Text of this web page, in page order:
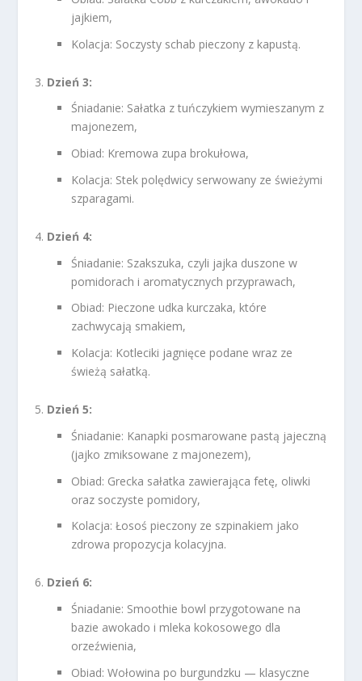
jajkiem,
Kolacja: Soczysty schab pieczony z kapustą.
Dzień 3:
Śniadanie: Sałatka z tuńczykiem wymieszanym z
majonezem,
Obiad: Kremowa zupa brokułowa,
Kolacja: Stek polędwicy serwowany ze świeżymi
szparagami.
Dzień 4:
Śniadanie: Szakszuka, czyli jajka duszone w
pomidorach i aromatycznych przyprawach,
Obiad: Pieczone udka kurczaka, które
zachwycają smakiem,
Kolacja: Kotleciki jagnięce podane wraz ze
świeżą sałatką.
Dzień 5:
Śniadanie: Kanapki posmarowane pastą jajeczną
(jajko zmiksowane z majonezem),
Obiad: Grecka sałatka zawierająca fetę, oliwki
oraz soczyste pomidory,
Kolacja: Łosoś pieczony ze szpinakiem jako
zdrowa propozycja kolacyjna.
Dzień 6:
Śniadanie: Smoothie bowl przygotowane na
bazie awokado i mleka kokosowego dla
orzeźwienia,
Obiad: Wołowina po burgundzku — klasyczne